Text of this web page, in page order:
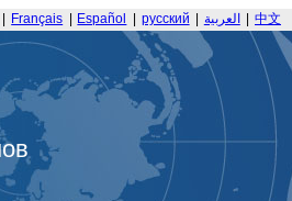
Français Español русский العربية 中文